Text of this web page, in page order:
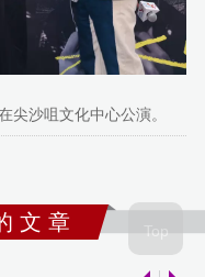
尖沙咀文化中心公演。
文 章